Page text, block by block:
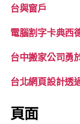
台與窗戶
電腦割字卡典西
台中搬家公司勇
台北網頁設計透
頁面